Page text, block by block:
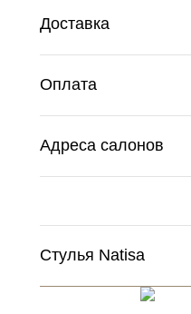
Доставка
Оплата
Адреса салонов
Стулья Natisa